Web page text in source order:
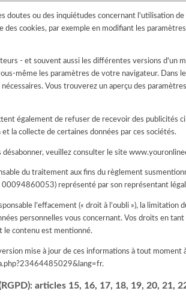
doutes ou des inquiétudes concernant l'utilisation
des cookies, par exemple en modifiant les
- et souvent aussi les différentes versions d'un
même les paramètres de votre navigateur. Dans
Vous trouverez un aperçu des
également de refuser de recevoir des publicités
la collecte de certaines données par ces sociétés.
veuillez consulter le site
du traitement aux fins du règlement
représenté par son représentant
l’effacement (« droit à l’oubli »), la
personnelles vous concernant. Vos droits en
le contenu est mentionné.
mise à jour de ces informations à tout moment
.
articles 15, 16, 17, 18, 19, 20, 21,